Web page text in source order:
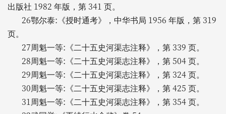
出版社 1982 年版，第 341 页。
26鄂尔泰: 《授时通考》，中华书局 1956 年版，第 319
页。
27周魁一等: 《二十五史河渠志注释》，第 339 页。
28周魁一等: 《二十五史河渠志注释》，第 504 页。
29周魁一等: 《二十五史河渠志注释》，第 324 页。
30周魁一等: 《二十五史河渠志注释》，第 425 页。
31周魁一等: 《二十五史河渠志注释》，第 354 页。